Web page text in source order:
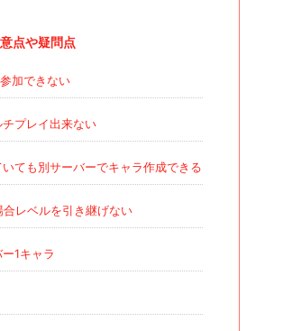
点や疑問点
加できない
プレイ出来ない
ても別サーバーでキャラ作成できる
レベルを引き継げない
1キャラ